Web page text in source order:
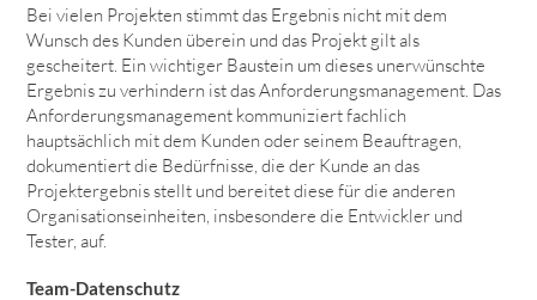
Bei vielen Projekten stimmt das Ergebnis nicht mit dem
Wunsch des Kunden überein und das Projekt gilt als
gescheitert. Ein wichtiger Baustein um dieses unerwünschte
Ergebnis zu verhindern ist das Anforderungsmanagement. Das
Anforderungsmanagement kommuniziert fachlich
hauptsächlich mit dem Kunden oder seinem Beauftragen,
dokumentiert die Bedürfnisse, die der Kunde an das
Projektergebnis stellt und bereitet diese für die anderen
Organisationseinheiten, insbesondere die Entwickler und
Tester, auf.
Team-Datenschutz